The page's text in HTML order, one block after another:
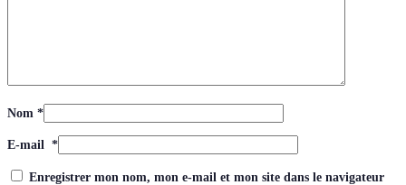
Nom *
E-mail *
Enregistrer mon nom, mon e-mail et mon site dans le navigateur